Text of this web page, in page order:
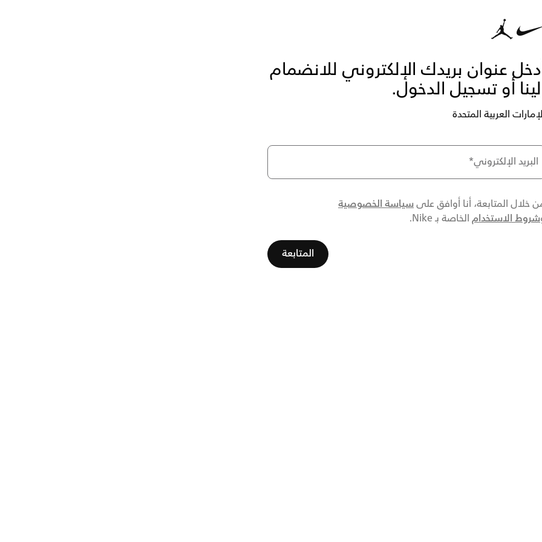
عنوان بريدك الإلكتروني للانضمام
أو تسجيل الدخول.
العربية المتحدة
البريد الإلكتروني*
خلال المتابعة، أنا أوافق علىسياسة الخصوصية
شروط الاستخدام الخاصة بـ Nike.
المتابعة